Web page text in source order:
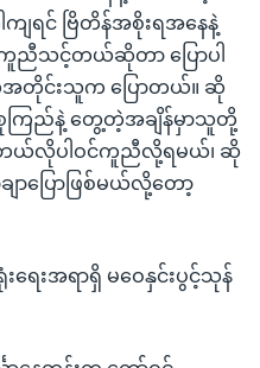
ျရင် ဗြိတိန်အစိုးရအနေနဲ့
ညီသင့်တယ်ဆိုတာ ပြောပါ
အတိုင်းသူက ပြောတယ်။ ဆို
စုကြည်နဲ့ တွေ့တဲ့အချိန်မှာသူတို့
ဘယ်လိုပါဝင်ကူညီလို့ရမယ်၊ ဆို
ာပြောဖြစ်မယ်လို့တော့
းရေးအရာရှိ မဝေနှင်းပွင့်သုန်